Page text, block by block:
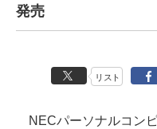
発売
リスト
NECパーソナルコン